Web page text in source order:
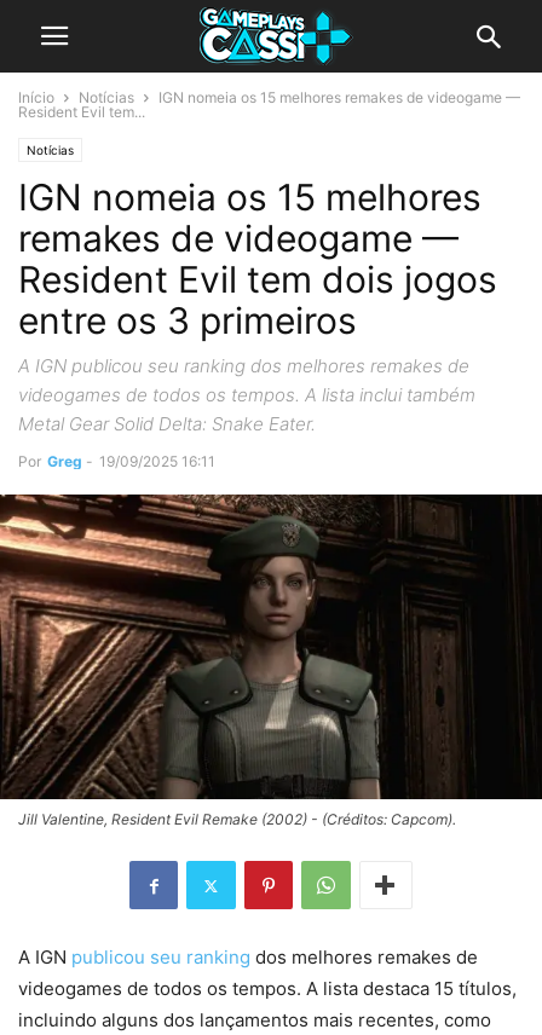
Início Notícias
IGN nomeia os 15 melhores remakes de videogame —
Resident Evil tem...
Notícias
IGN nomeia os 15 melhores
remakes de videogame —
Resident Evil tem dois jogos
entre os 3 primeiros
A IGN publicou seu ranking dos melhores remakes de
videogames de todos os tempos. A lista inclui também
Metal Gear Solid Delta: Snake Eater.
Por Greg - 19/09/2025 16:11
Jill Valentine, Resident Evil Remake (2002) - (Créditos: Capcom).
A IGN publicou seu ranking dos melhores remakes de
videogames de todos os tempos. A lista destaca 15 títulos,
incluindo alguns dos lançamentos mais recentes, como